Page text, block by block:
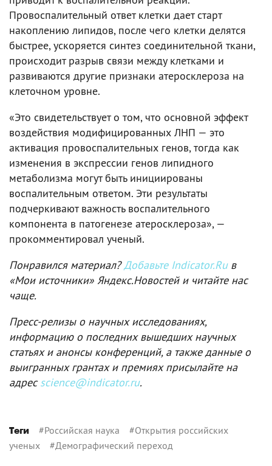
Провоспалительный ответ клетки дает старт
накоплению липидов, после чего клетки делятся
быстрее, ускоряется синтез соединительной ткани,
происходит разрыв связи между клетками и
развиваются другие признаки атеросклероза на
клеточном уровне.
«Это свидетельствует о том, что основной эффект
воздействия модифицированных ЛНП — это
активация провоспалительных генов, тогда как
изменения в экспрессии генов липидного
метаболизма могут быть инициированы
воспалительным ответом. Эти результаты
подчеркивают важность воспалительного
компонента в патогенезе атеросклероза», —
прокомментировал ученый.
Понравился материал?Добавьте Indicator.Ruв
«Мои источники» Яндекс.Новостей и читайте нас
чаще.
Пресс-релизы о научных исследованиях,
информацию о последних вышедших научных
статьях и анонсы конференций, а также данные о
выигранных грантах и премиях присылайте на
адресscience@indicator.ru.
Теги #Российская наука #Открытия российских
ученых #Демографический переход